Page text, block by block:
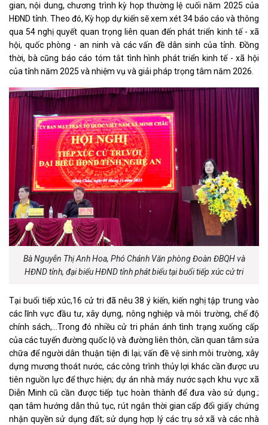
gian, nội dung, chương trình kỳ họp thường lệ cuối năm 2025 của
HĐND tỉnh. Theo đó, Kỳ họp dự kiến sẽ xem xét 34 báo cáo và thông
qua 54 nghị quyết quan trọng liên quan đến phát triển kinh tế - xã
hội, quốc phòng - an ninh và các vấn đề dân sinh của tỉnh. Đồng
thời, bà cũng báo cáo tóm tắt tình hình phát triển kinh tế - xã hội
của tỉnh năm 2025 và nhiệm vụ và giải pháp trọng tâm năm 2026.
Bà Nguyễn Thị Anh Hoa, Phó Chánh Văn phòng Đoàn ĐBQH và
HĐND tỉnh, đại biểu HĐND tỉnh phát biểu tại buổi tiếp xúc cử tri
Tại buổi tiếp xúc,16 cử tri đã nêu 38 ý kiến, kiến nghị tập trung vào
các lĩnh vực đầu tư, xây dựng, nông nghiệp và môi trường, chế độ
chính sách,…Trong đó nhiều cử tri phản ánh tình trạng xuống cấp
của các tuyến đường quốc lộ và đường liên thôn, cần quan tâm sửa
chữa để người dân thuận tiện đi lại; vấn đề vệ sinh môi trường, xây
dựng mương thoát nước, các công trình thủy lợi khác cần được ưu
tiên nguồn lực để thực hiện; dự án nhà máy nước sạch khu vực xã
Diễn Minh cũ cần được tiếp tục hoàn thành để đưa vào sử dụng.;
qan tâm hướng dẫn thủ tục, rút ngắn thời gian cấp đổi giấy chứng
nhận quyền sử dụng đất; sử dụng hợp lý các trụ sở xã và các nhà